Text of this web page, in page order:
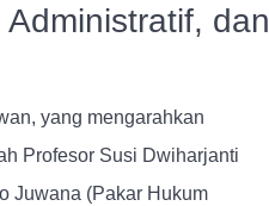
dan
yang mengarahkan
Profesor Susi Dwiharjanti
Juwana (Pakar Hukum